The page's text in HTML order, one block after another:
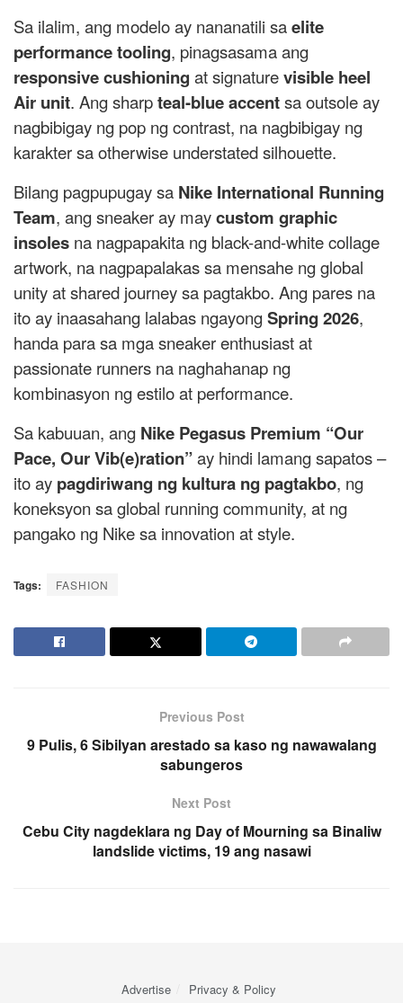
Sa ilalim, ang modelo ay nananatili saelite
performance tooling, pinagsasama ang
responsive cushioning at signaturevisible heel
Air unit. Ang sharpteal-blue accentsa outsole ay
nagbibigay ng pop ng contrast, na nagbibigay ng
karakter sa otherwise understated silhouette.
Bilang pagpupugay sa Nike International Running
Team, ang sneaker ay maycustom graphic
insoles na nagpapakita ng black-and-white collage
artwork, na nagpapalakas sa mensahe ng global
unity at shared journey sa pagtakbo. Ang pares na
ito ay inaasahang lalabas ngayongSpring 2026,
handa para sa mga sneaker enthusiast at
passionate runners na naghahanap ng
kombinasyon ng estilo at performance.
Sa kabuuan, ang Nike Pegasus Premium “Our
Pace, Our Vib(e)ration”ay hindi lamang sapatos –
ito ay pagdiriwang ng kultura ng pagtakbo, ng
koneksyon sa global running community, at ng
pangako ng Nike sa innovation at style.
Tags: FASHION
Previous Post
9 Pulis, 6 Sibilyan arestado sa kaso ng nawawalang
sabungeros
Next Post
Cebu City nagdeklara ng Day of Mourning sa Binaliw
landslide victims, 19 ang nasawi
Advertise Privacy & Policy